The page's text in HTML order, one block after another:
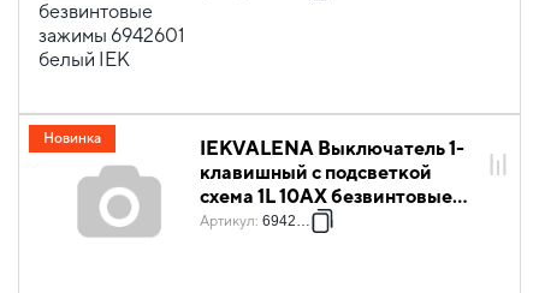
IEKVALENA Выключатель 1-
клавишный с подсветкой
схема 1L 10АХ безвинтовые
зажимы 6942611 белый IEK
Артикул: 6942611
Новинка